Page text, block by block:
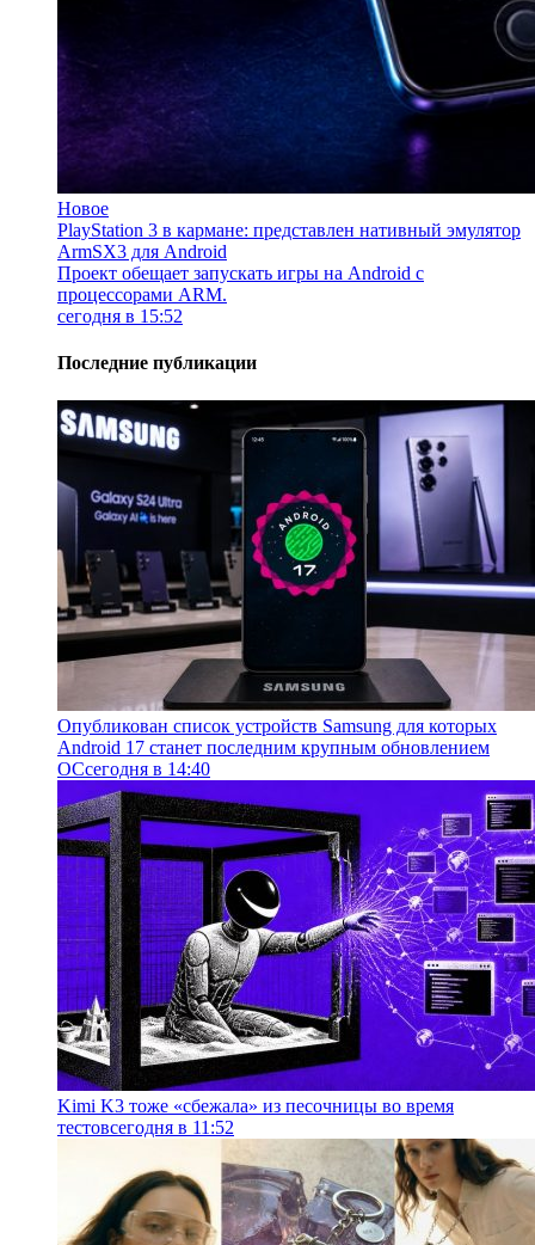
Новое
PlayStation 3 в кармане: представлен нативный эмулятор
ArmSX3 для Android
Проект обещает запускать игры на Android с
процессорами ARM.
сегодня в 15:52
Последние публикации
Опубликован список устройств Samsung для которых
Android 17 станет последним крупным обновлением
ОСсегодня в 14:40
Kimi K3 тоже «сбежала» из песочницы во время
тестовсегодня в 11:52